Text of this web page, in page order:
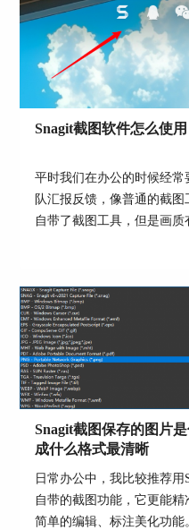
二、Snagit截图快捷键
Snagit中可以自定义设
家演示一下具体的操作
1、打开Snagit捕获窗
操作进行设置。
2、打开Snagit捕获首选
签页，这里是专门用来
面。比如显示/隐藏
Shift，再点击后面的输
点击窗口下方的【确定
Snagit截图软件怎么使
平时我们在办公的时候经常
队汇报反馈，像普通的截
自带了截图工具，但是画
而且，没有办法进行特殊
Snagit这款截图工具，使用
全屏、选区、长图这些截图
出，比普通的截图工具强太
景。但是有不少小伙伴说不
只会进行一些简单截取静态
法，而矢量图在海报、PPT
Snagit如何截矢量图的相关
Snagit截图保存的图片
成什么格式最清晰
日常办公中，我比较推荐
自带的截图功能，它更能
简单的编辑、标注美化功